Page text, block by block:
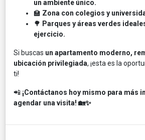
un ambiente único.
🏫 Zona con colegios y
🌳 Parques y áreas verdes
ejercicio.
Si buscas un apartamento moderno,
ubicación privilegiada, ¡esta es la
ti!
📲 ¡Contáctanos hoy mismo para más
agendar una visita! 🏡✨